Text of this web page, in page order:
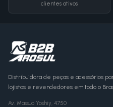
clientes ativos
Distribuidora de peças e acessórios
lojistas e revendedores em todo o
Av. Massuo Yoshiy, 4750